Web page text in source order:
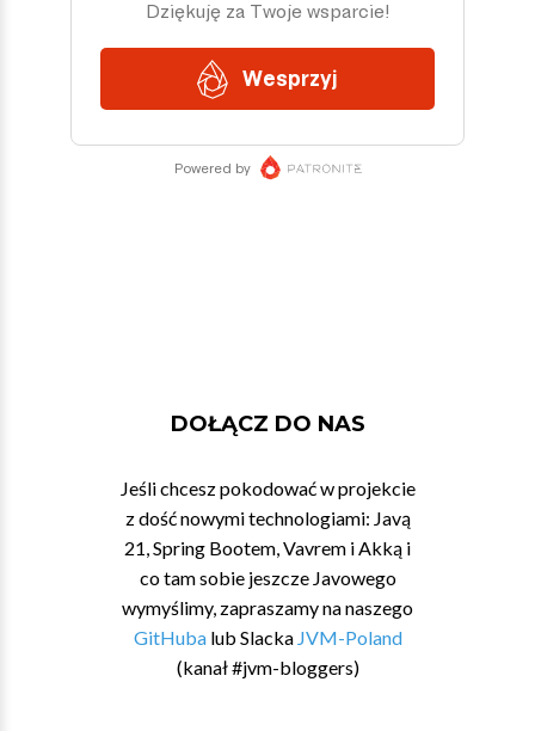
DOŁĄCZ DO NAS
Jeśli chcesz pokodować w projekcie
z dość nowymi technologiami: Javą
21, Spring Bootem, Vavrem i Akką i
co tam sobie jeszcze Javowego
wymyślimy, zapraszamy na naszego
GitHubalub Slacka JVM-Poland
(kanał #jvm-bloggers)